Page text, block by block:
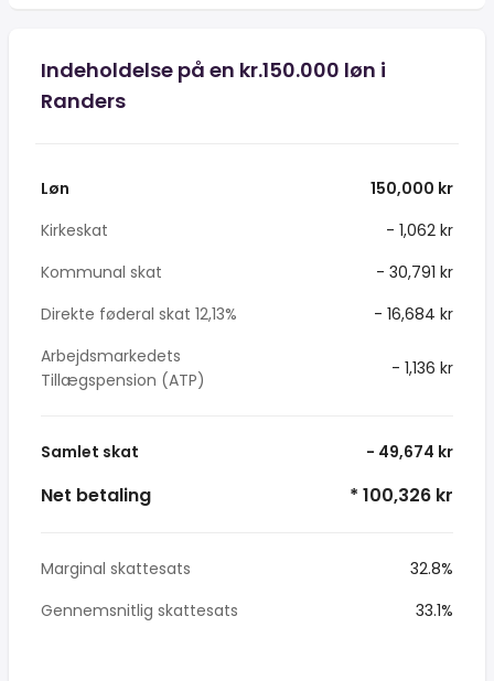
Indeholdelse på en kr.150.000 løn i
Randers
Løn
150,000 kr
Kirkeskat
- 1,062 kr
Kommunal skat
- 30,791 kr
Direkte føderal skat 12,13%
- 16,684 kr
Arbejdsmarkedets
Tillægspension (ATP)
- 1,136 kr
Samlet skat - 49,674 kr
Net betaling * 100,326 kr
Marginal skattesats
32.8%
Gennemsnitlig skattesats
33.1%